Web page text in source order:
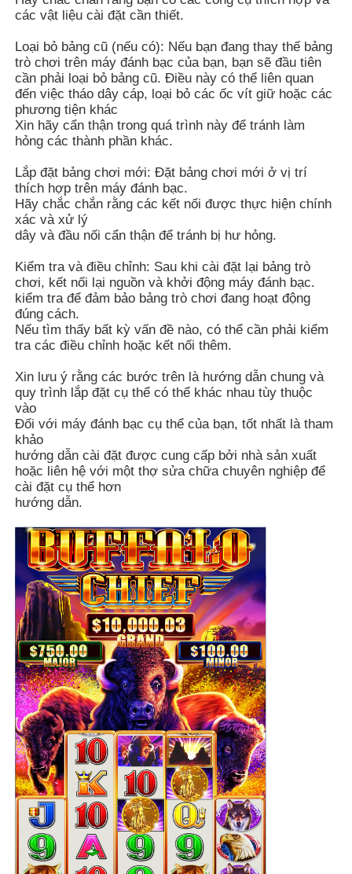
Tủ trò chơi slot
bàn trò chơi cá
Phần mềm trò chơi trực tuyến
Các bộ phận trò chơi khe
Các bộ phận trò chơi của cá
Màn hình máy chơi trò chơi
các vật liệu cài đặt cần thiết.
Loại bỏ bảng cũ (nếu có): Nếu bạn đang thay thế bảng
trò chơi trên máy đánh bạc của bạn, bạn sẽ đầu tiên
cần phải loại bỏ bảng cũ. Điều này có thể liên quan
đến việc tháo dây cáp, loại bỏ các ốc vít giữ hoặc các
phương tiện khác
Xin hãy cẩn thận trong quá trình này để tránh làm
hỏng các thành phần khác.
Lắp đặt bảng chơi mới: Đặt bảng chơi mới ở vị trí
thích hợp trên máy đánh bạc.
Hãy chắc chắn rằng các kết nối được thực hiện chính
xác và xử lý
dây và đầu nối cẩn thận để tránh bị hư hỏng.
Kiểm tra và điều chỉnh: Sau khi cài đặt lại bảng trò
chơi, kết nối lại nguồn và khởi động máy đánh bạc.
kiểm tra để đảm bảo bảng trò chơi đang hoạt động
đúng cách.
Nếu tìm thấy bất kỳ vấn đề nào, có thể cần phải kiểm
tra các điều chỉnh hoặc kết nối thêm.
Xin lưu ý rằng các bước trên là hướng dẫn chung và
quy trình lắp đặt cụ thể có thể khác nhau tùy thuộc
vào
Đối với máy đánh bạc cụ thể của bạn, tốt nhất là tham
khảo
hướng dẫn cài đặt được cung cấp bởi nhà sản xuất
hoặc liên hệ với một thợ sửa chữa chuyên nghiệp để
cài đặt cụ thể hơn
hướng dẫn.